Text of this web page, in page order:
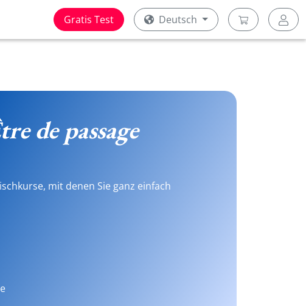
Gratis Test Deutsch
de passage
mit denen Sie ganz einfach